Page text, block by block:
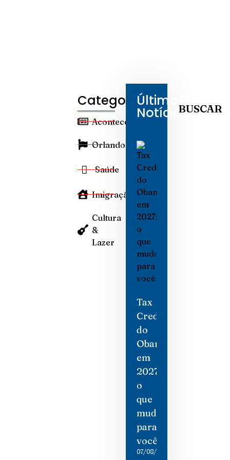
Categorias
Aconteceu
Orlando
Saúde
Imigração
Cultura
&
Lazer
Últimas
Notícias
Tax
Credit
do
Obamacare
em
2027:
o
que
mudou
para
você
07/08/2026
BUSCAR